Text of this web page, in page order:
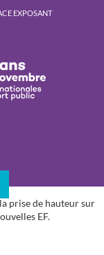
EXPOSANT
prise de hauteur sur
EF.